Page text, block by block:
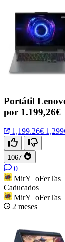
Portátil
por 1.199,26€
1,199.26€
1067
0
MirY_oFerTas
Caducados
MirY_oFerTas
2 meses